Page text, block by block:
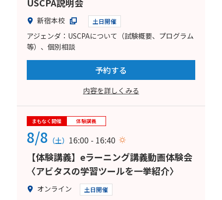
USCPA説明会
新宿本校 土日開催
アジェンダ：USCPAについて（試験概要、プログラム
等）、個別相談
予約する
内容を詳しくみる
まもなく開催 体験講義
8/8 （土） 16:00 - 16:40
【体験講義】eラーニング講義動画体験会
〈アビタスの学習ツールを一挙紹介〉
オンライン 土日開催